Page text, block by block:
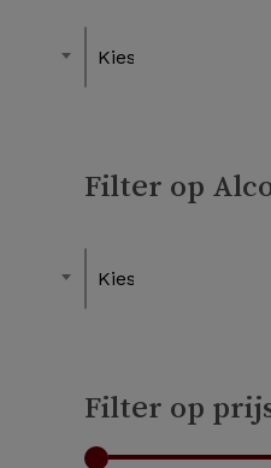
Kies een Lekker bij
Filter op
Kies een Alcohol
Filter op